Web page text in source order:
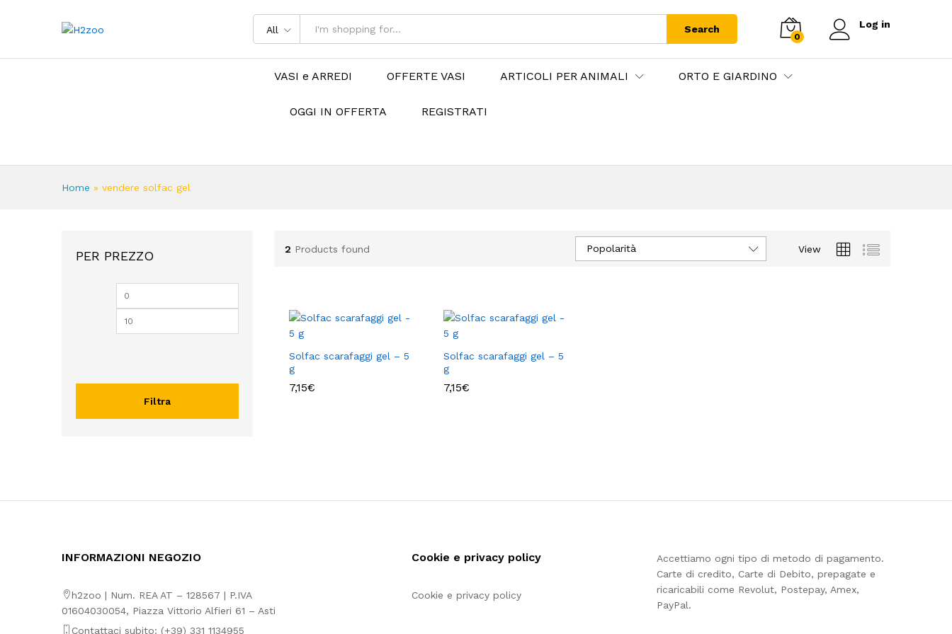
All Search
0
Log in
VASI e ARREDI OFFERTE VASI ARTICOLI PER ANIMALI ORTO E GIARDINO
OGGI IN OFFERTA REGISTRATI
Home » vendere solfac gel
2 Products found View
Popolarità
Solfac scarafaggi gel – 5
g
7,15€
7,15€
Solfac scarafaggi gel – 5
g
7,15€
7,15€
PER PREZZO
Prezzo
Filtra
INFORMAZIONI NEGOZIO
h2zoo | Num. REA AT – 128567 | P.IVA
01604030054, Piazza Vittorio Alfieri 61 – Asti
Contattaci subito: (+39) 331 1134955
Cookie e privacy policy
Cookie e privacy policy
Accettiamo ogni tipo di metodo di pagamento.
Carte di credito, Carte di Debito, prepagate e
ricaricabili come Revolut, Postepay, Amex,
PayPal.